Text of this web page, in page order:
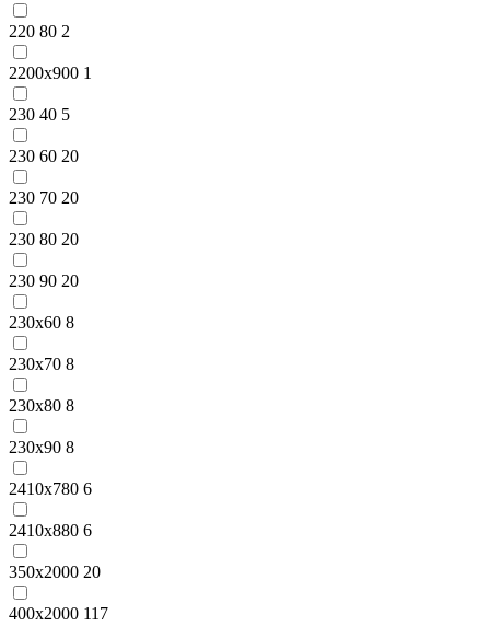
220 80 2
2200x900 1
230 40 5
230 60 20
230 70 20
230 80 20
230 90 20
230x60 8
230x70 8
230x80 8
230x90 8
2410x780 6
2410x880 6
350x2000 20
400x2000 117